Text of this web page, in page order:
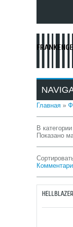
Главная »
В
Показано